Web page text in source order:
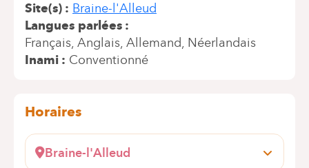
Site(s)
Braine-l'Alleud
Langues parlées
Français Anglais Allemand Néerlandais
Inami
Conventionné
Horaires
Braine-l'Alleud